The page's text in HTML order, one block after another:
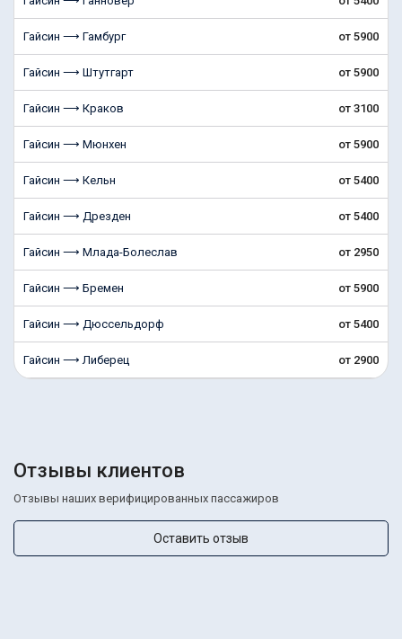
Гайсин ⟶ Гамбург от 5900
Гайсин ⟶ Штутгарт от 5900
Гайсин ⟶ Краков от 3100
Гайсин ⟶ Мюнхен от 5900
Гайсин ⟶ Кельн от 5400
Гайсин ⟶ Дрезден от 5400
Гайсин ⟶ Млада-Болеслав от 2950
Гайсин ⟶ Бремен от 5900
Гайсин ⟶ Дюссельдорф от 5400
Гайсин ⟶ Либерец от 2900
Отзывы клиентов
Отзывы наших верифицированных пассажиров
Оставить отзыв